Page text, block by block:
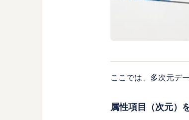
ここでは、多次元デ
属性項目（次元）